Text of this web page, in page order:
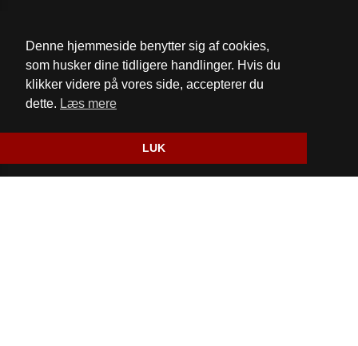
Denne hjemmeside benytter sig af cookies,
som husker dine tidligere handlinger. Hvis du
klikker videre på vores side, accepterer du
dette. Læs mere
LUK
Email: kontakt@1148.dk
Cookie- og privatlivspolitik